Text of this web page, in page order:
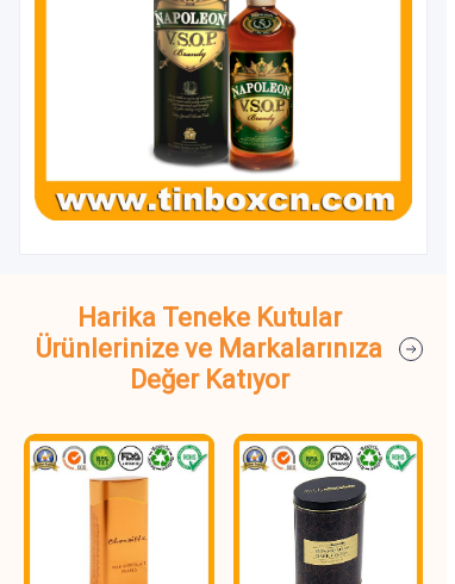
Harika Teneke Kutular
Ürünlerinize ve Markalarınıza
Değer Katıyor